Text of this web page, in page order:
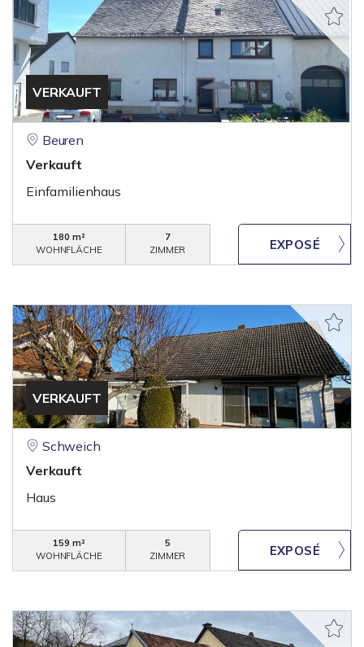
VERKAUFT
Beuren
Verkauft
Einfamilienhaus
180 m²
WOHNFLÄCHE
7
ZIMMER
VERKAUFT
Schweich
Verkauft
Haus
159 m²
WOHNFLÄCHE
5
ZIMMER